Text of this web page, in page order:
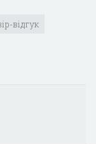
відгук